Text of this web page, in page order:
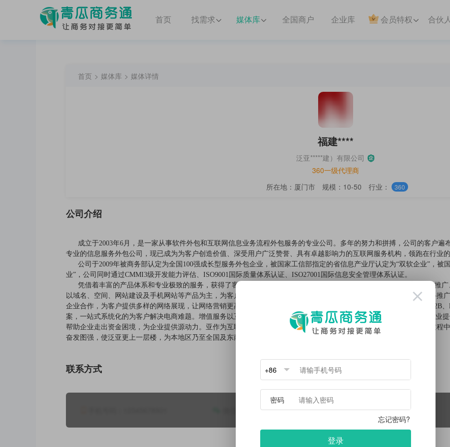
首页 找需求 媒体库 全国商户 企业库 会员特权 合伙
首页 > 媒体库 > 媒体详情
福建****
泛亚*****建）有限公司
360一级代理商
所在地：厦门市
规模：10-50 行业： 360
公司介绍
成立于2003年6月，是一家从事软件外包和互联网信息业务流程外包服务的专业公司。多年的努力和拼搏，公司的客户遍
专业的信息服务外包公司，现已成为为客户创造价值、深受用户广泛赞誉、具有卓越影响力的互联网服务机构，领跑在行业
公司于2009年被商务部认定为全国100强成长型服务外包企业，被国家工信部指定的省信息产业厅认定为“双软企业”，被
业”，公司同时通过CMMI3级开发能力评估、ISO9001国际质量体系认证、ISO27001国际信息安全管理体系认证。
凭借着丰富的产品体系和专业极致的服务，获得了客户的一致认可和好评。产品体系主要分为互联网基础服务、网络推
以域名、空间、网站建设及手机网站等产品为主，为客户提供企业互联网化的钥匙，携手企业进入互联网时代。泛亚网络推
企业合作，为客户提供多样的网络展现，让网络营销更高效更便捷，带来更多商机。泛亚电子商务服务可以为客户提供B2B
案，一站式系统化的为客户解决电商难题。增值服务以互联网金融产品为主，并包含400电话、企业QQ、SEO等，在为企业
帮助企业走出资金困境，为企业提供源动力。 亚作为互联网信息服务全国百强企业，在推动战略性新兴产业健康发展的过程
奋发图强，使泛亚更上一层楼，为本地区乃至全国及东南亚地区的经济建设作出新的贡献。
联系方式
xxxxxxx QQ：1234567
点击查看